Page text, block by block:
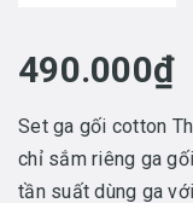
490.000₫
Set ga gối cotton
chỉ sắm riêng ga
tần suất dùng ga